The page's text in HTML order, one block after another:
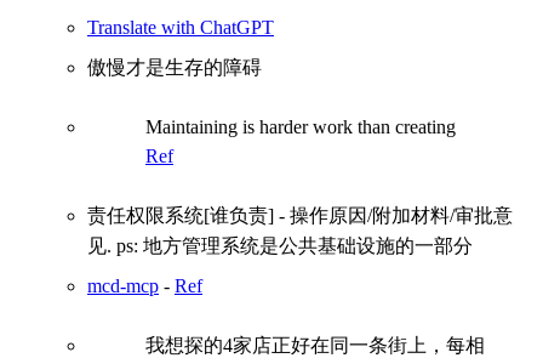
Translate with ChatGPT
傲慢才是生存的障碍
Maintaining is harder work than creating
Ref
责任权限系统[谁负责] - 操作原因/附加材料/审批意
见. ps: 地方管理系统是公共基础设施的一部分
mcd-mcp - Ref
我想探的4家店正好在同一条街上，每相